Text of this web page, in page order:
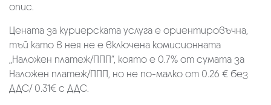
опис.
Цената за куриерската услуга е ориентировъчна,
тъй като в нея не е включена комисионната
„Наложен платеж/ППП“, която е 0.7% от сумата за
Наложен платеж/ППП, но не по-малко от 0.26 € без
ДДС/ 0.31€ с ДДС.